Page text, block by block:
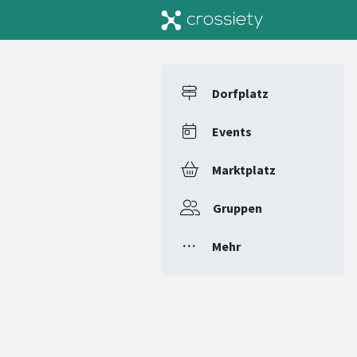
Dorfplatz
Events
Marktplatz
Gruppen
Mehr